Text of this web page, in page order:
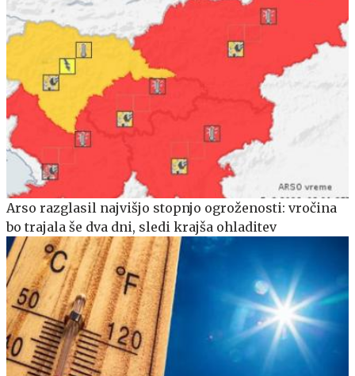
Arso razglasil najvišjo stopnjo ogroženosti: vročina
bo trajala še dva dni, sledi krajša ohladitev